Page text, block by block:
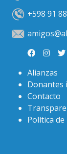
+598 91
Alianzas
Donantes
Contacto
Política